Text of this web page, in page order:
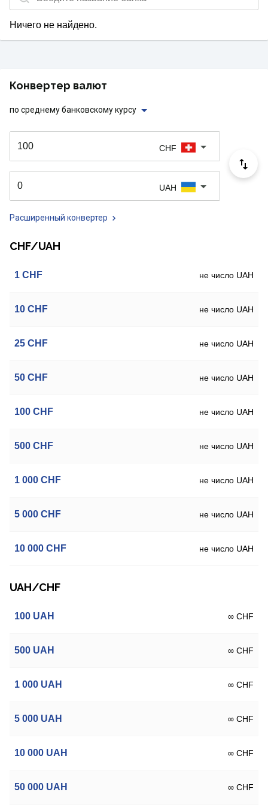
Ничего не найдено.
Конвертер валют
по среднему банковскому курсу
CHF
UAH
Расширенный конвертер
CHF/UAH
1 CHF не число UAH
10 CHF не число UAH
25 CHF не число UAH
50 CHF не число UAH
100 CHF не число UAH
500 CHF не число UAH
1 000 CHF не число UAH
5 000 CHF не число UAH
10 000 CHF не число UAH
UAH/CHF
100 UAH ∞ CHF
500 UAH ∞ CHF
1 000 UAH ∞ CHF
5 000 UAH ∞ CHF
10 000 UAH ∞ CHF
50 000 UAH ∞ CHF